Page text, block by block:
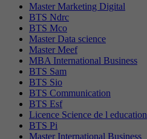
Master Marketing Digital
BTS Ndrc
BTS Mco
Master Data science
Master Meef
MBA International Business
BTS Sam
BTS Sio
BTS Communication
BTS Esf
Licence Science de l education
BTS Pi
Master International Business